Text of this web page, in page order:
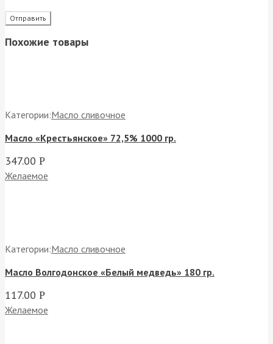
Похожие товары
Категории:Масло сливочное
Масло «Крестьянское» 72,5% 1000 гр.
347.00 Р
Желаемое
Категории:Масло сливочное
Масло Волгодонское «Белый медведь» 180 гр.
117.00 Р
Желаемое